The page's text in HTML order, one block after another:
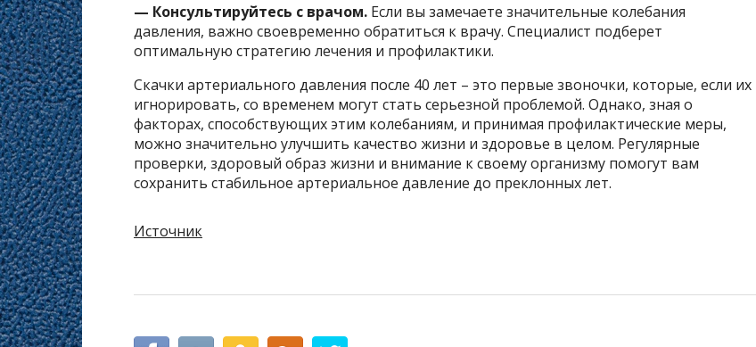
— Консультируйтесь с врачом. Если вы замечаете значительные колебания
давления, важно своевременно обратиться к врачу. Специалист подберет
оптимальную стратегию лечения и профилактики.
Скачки артериального давления после 40 лет – это первые звоночки, которые, если их
игнорировать, со временем могут стать серьезной проблемой. Однако, зная о
факторах, способствующих этим колебаниям, и принимая профилактические меры,
можно значительно улучшить качество жизни и здоровье в целом. Регулярные
проверки, здоровый образ жизни и внимание к своему организму помогут вам
сохранить стабильное артериальное давление до преклонных лет.
Источник